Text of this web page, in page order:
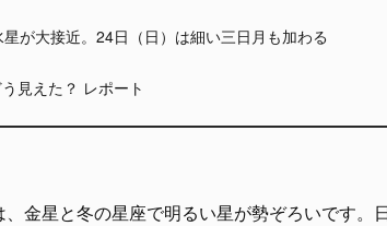
が大接近。24日（日）は細い三日月も加わる
見えた？ レポート
金星と冬の星座で明るい星が勢ぞろいです。